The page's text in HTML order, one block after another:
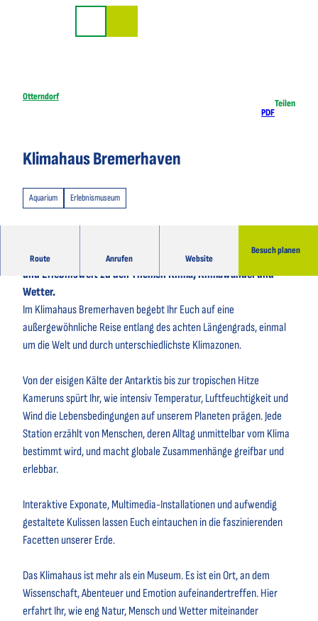
Otterndorf
PDF
Teilen
Klimahaus Bremerhaven
Aquarium Erlebnismuseum
Route Anrufen Website
Besuch planen
Das Klimahaus Bremerhaven ist eine einzigartige Wissens-
und Erlebniswelt zu den Themen Klima, Klimawandel und
Wetter.
Im Klimahaus Bremerhaven begebt Ihr Euch auf eine
außergewöhnliche Reise entlang des achten Längengrads, einmal
um die Welt und durch unterschiedlichste Klimazonen.
Von der eisigen Kälte der Antarktis bis zur tropischen Hitze
Kameruns spürt Ihr, wie intensiv Temperatur, Luftfeuchtigkeit und
Wind die Lebensbedingungen auf unserem Planeten prägen. Jede
Station erzählt von Menschen, deren Alltag unmittelbar vom Klima
bestimmt wird, und macht globale Zusammenhänge greifbar und
erlebbar.
Interaktive Exponate, Multimedia-Installationen und aufwendig
gestaltete Kulissen lassen Euch eintauchen in die faszinierenden
Facetten unserer Erde.
Das Klimahaus ist mehr als ein Museum. Es ist ein Ort, an dem
Wissenschaft, Abenteuer und Emotion aufeinandertreffen. Hier
erfahrt Ihr, wie eng Natur, Mensch und Wetter miteinander